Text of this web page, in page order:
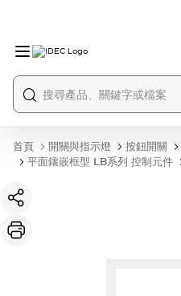
首頁 開關與指示燈 按鈕開關
平面鑲嵌框型 LB系列 控制元件